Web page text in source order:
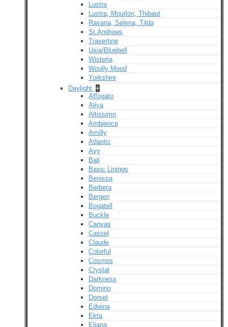
Lustra
Lustra, Moutlon, Thibaut
Ravana, Selena, Tilda
St.Andrews
Travertine
Uxia/Bluebell
Wisteria
Woolly Mood
Yorkshire
Daylight +
Affogato
Aliya
Altissimo
Ambience
Amilly
Atlantic
Avy
Bali
Basic Linings
Benissa
Berbera
Bergen
Bogatell
Buckle
Canvas
Cassel
Claude
Colorful
Cosmos
Crystal
Darkness
Domino
Dorset
Edwina
Ekta
Eliana